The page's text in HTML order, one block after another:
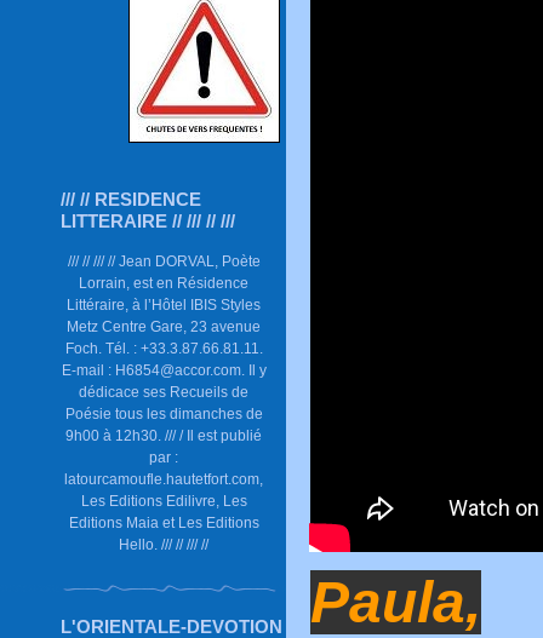
/// // RESIDENCE
LITTERAIRE // /// // ///
/// // /// // Jean DORVAL, Poète
Lorrain, est en Résidence
Littéraire, à l’Hôtel IBIS Styles
Metz Centre Gare, 23 avenue
Foch. Tél. : +33.3.87.66.81.11.
E-mail : H6854@accor.com. Il y
dédicace ses Recueils de
Poésie tous les dimanches de
9h00 à 12h30. /// / Il est publié
par :
latourcamoufle.hautetfort.com,
Les Editions Edilivre, Les
Editions Maia et Les Editions
Hello. /// // /// //
L'ORIENTALE-DEVOTION Paula,